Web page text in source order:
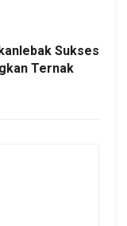
Sukses
Ternak